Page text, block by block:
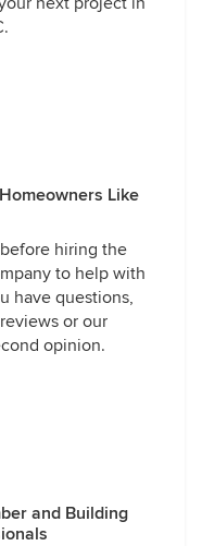
Like
hiring the
to help with
have questions,
or our
opinion.
and Building